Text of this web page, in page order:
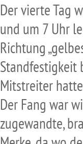
Der vierte Tag
und um 7 Uhr
Richtung
Standfestigkeit
Mitstreiter
Der Fang war
zugewandte,